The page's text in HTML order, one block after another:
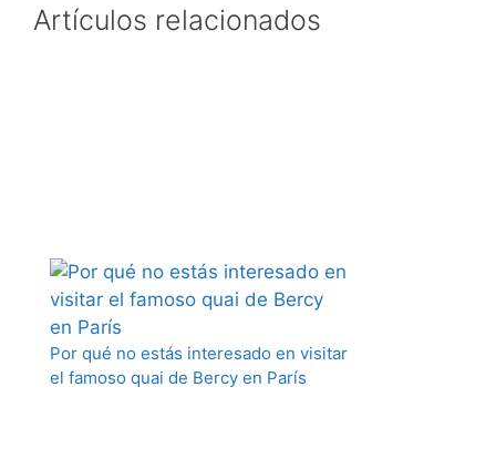
Artículos relacionados
Por qué no estás interesado en visitar
el famoso quai de Bercy en París